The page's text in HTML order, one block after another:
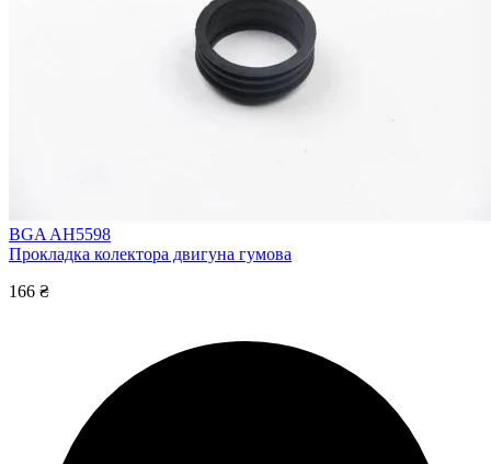
BGA AH5598
Прокладка колектора двигуна гумова
166 ₴